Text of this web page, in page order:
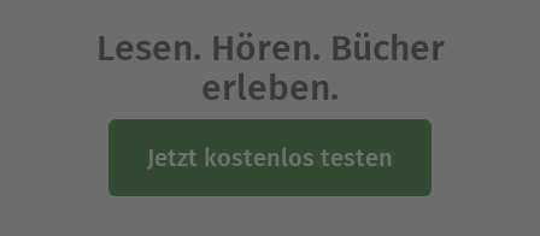
Lesen. Hören. Bücher
erleben.
Jetzt kostenlos testen